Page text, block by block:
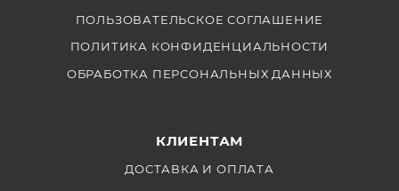
ПОЛЬЗОВАТЕЛЬСКОЕ СОГЛАШЕНИЕ
ПОЛИТИКА КОНФИДЕНЦИАЛЬНОСТИ
ОБРАБОТКА ПЕРСОНАЛЬНЫХ ДАННЫХ
КЛИЕНТАМ
ДОСТАВКА И ОПЛАТА